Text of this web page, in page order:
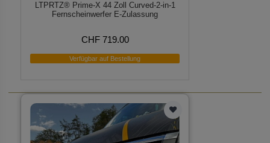
LTPRTZ® Prime-X 44 Zoll Curved-2-in-1
Fernscheinwerfer E-Zulassung
CHF 719.00
Verfügbar auf Bestellung